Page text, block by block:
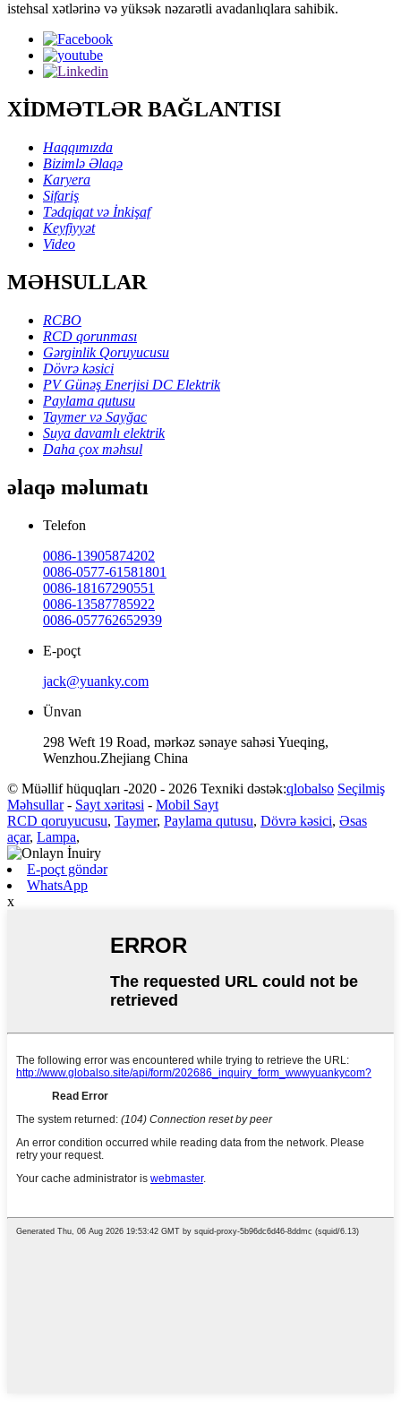
istehsal xətlərinə və yüksək nəzarətli avadanlıqlara sahibik.
XİDMƏTLƏR BAĞLANTISI
Haqqımızda
Bizimlə Əlaqə
Karyera
Sifariş
Tədqiqat və İnkişaf
Keyfiyyət
Video
MƏHSULLAR
RCBO
RCD qorunması
Gərginlik Qoruyucusu
Dövrə kəsici
PV Günəş Enerjisi DC Elektrik
Paylama qutusu
Taymer və Sayğac
Suya davamlı elektrik
Daha çox məhsul
əlaqə məlumatı
Telefon
0086-13905874202
0086-0577-61581801
0086-18167290551
0086-13587785922
0086-057762652939
E-poçt
jack@yuanky.com
Ünvan
298 Weft 19 Road, mərkəz sənaye sahəsi Yueqing,
Wenzhou.Zhejiang China
© Müəllif hüquqları -2020 - 2026 Texniki dəstək:qlobalso Seçilmiş
Məhsullar- Sayt xəritəsi - Mobil Sayt
RCD qoruyucusu, Taymer, Paylama qutusu, Dövrə kəsici, Əsas
açar, Lampa,
E-poçt göndər
WhatsApp
x